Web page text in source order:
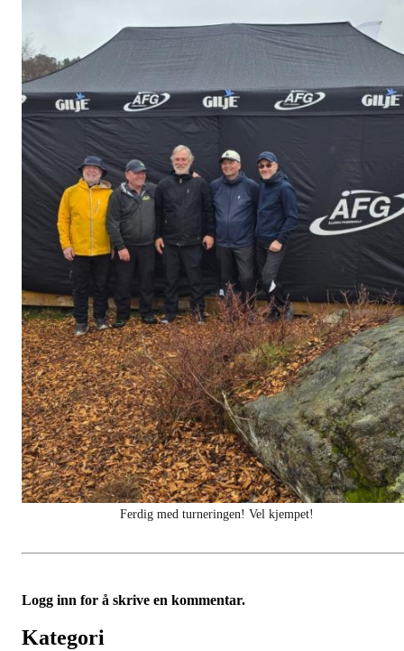
Ferdig med turneringen! Vel kjempet!
Logg inn for å skrive en kommentar.
Kategori